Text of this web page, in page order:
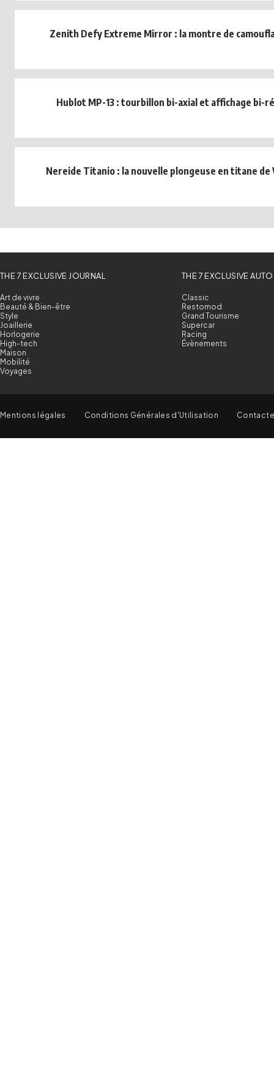
Zenith Defy Extreme Mirror : la montre de
Hublot MP-13 : tourbillon bi-axial et affichage bi-
Nereide Titanio : la nouvelle plongeuse en titane de
THE 7 EXCLUSIVE JOURNAL
Art de vivre
Beauté & Bien-être
Style
Joaillerie
Horlogerie
High-tech
Maison
Mobilité
Voyages
THE 7 EXCLUSIVE AUTO
Classic
Restomod
Grand Tourisme
Supercar
Racing
Évènements
Mentions légales Conditions Générales d'Utilisation